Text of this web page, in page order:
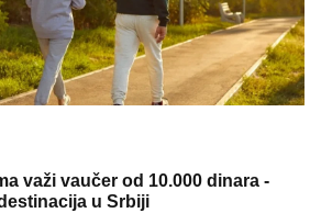
važi vaučer od 10.000 dinara -
u Srbiji